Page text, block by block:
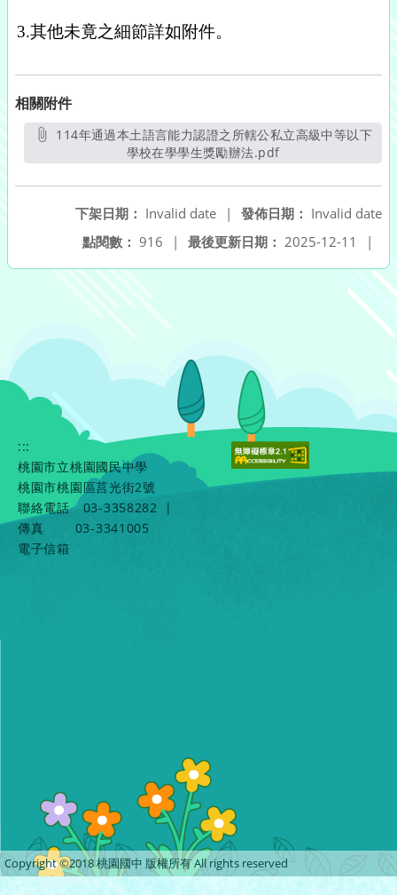
3.其他未竟之細節詳如附件。
相關附件
學校在學學生獎勵辦法.pdf另開新視窗
發佈日期： Invalid date
下架日期： Invalid date
|
最後更新日期： 2025-12-11 |
點閱數： 916 |
:::
桃園市立桃園國民中學
桃園市桃園區莒光街2號
聯絡電話
03-3358282
|
傳真
03-3341005
電子信箱
Copyright ©2018 桃園國中 版權所有 All rights reserved